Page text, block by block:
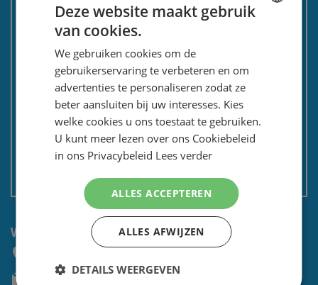
Kadoservice
Bedrijven / zakelijk
Meest gestelde vragen
Contactformulier
Nieuwsbrief
Privacy en security
Algemene voorwaarden
Non EU: Belasting / douane
VRAGEN? NEEM CONTACT OP:
service@shavesavings.com
Deze website maakt gebruik
van cookies.
We gebruiken cookies om de
gebruikerservaring te verbeteren en om
advertenties te personaliseren zodat ze
beter aansluiten bij uw interesses. Kies
welke cookies u ons toestaat te gebruiken.
U kunt meer lezen over ons Cookiebeleid
in ons Privacybeleid Lees verder
ALLES ACCEPTEREN
ALLES AFWIJZEN
DETAILS WEERGEVEN